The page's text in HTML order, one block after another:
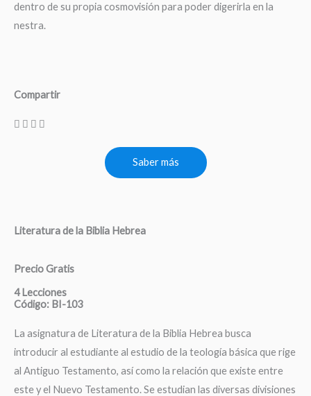
dentro de su propia cosmovisión para poder digerirla en la
nestra.
Compartir
Saber más
Literatura de la Biblia Hebrea
Precio Gratis
4 Lecciones
Código: BI-103
La asignatura de Literatura de la Biblia Hebrea busca
introducir al estudiante al estudio de la teología básica que rige
al Antiguo Testamento, así como la relación que existe entre
este y el Nuevo Testamento. Se estudian las diversas divisiones